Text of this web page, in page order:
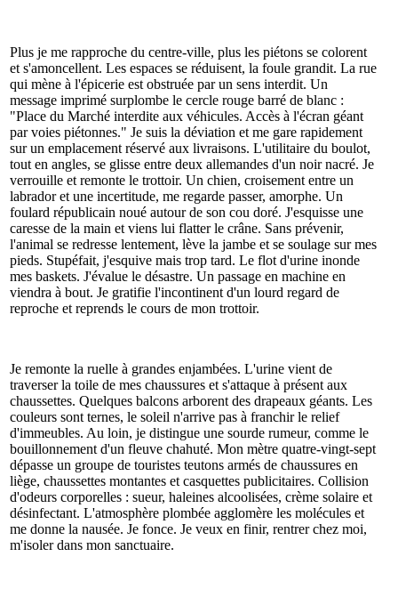
Plus je me rapproche du centre-ville, plus les piétons se colorent
et s'amoncellent. Les espaces se réduisent, la foule grandit. La rue
qui mène à l'épicerie est obstruée par un sens interdit. Un
message imprimé surplombe le cercle rouge barré de blanc :
"Place du Marché interdite aux véhicules. Accès à l'écran géant
par voies piétonnes." Je suis la déviation et me gare rapidement
sur un emplacement réservé aux livraisons. L'utilitaire du boulot,
tout en angles, se glisse entre deux allemandes d'un noir nacré. Je
verrouille et remonte le trottoir. Un chien, croisement entre un
labrador et une incertitude, me regarde passer, amorphe. Un
foulard républicain noué autour de son cou doré. J'esquisse une
caresse de la main et viens lui flatter le crâne. Sans prévenir,
l'animal se redresse lentement, lève la jambe et se soulage sur mes
pieds. Stupéfait, j'esquive mais trop tard. Le flot d'urine inonde
mes baskets. J'évalue le désastre. Un passage en machine en
viendra à bout. Je gratifie l'incontinent d'un lourd regard de
reproche et reprends le cours de mon trottoir.
Je remonte la ruelle à grandes enjambées. L'urine vient de
traverser la toile de mes chaussures et s'attaque à présent aux
chaussettes. Quelques balcons arborent des drapeaux géants. Les
couleurs sont ternes, le soleil n'arrive pas à franchir le relief
d'immeubles. Au loin, je distingue une sourde rumeur, comme le
bouillonnement d'un fleuve chahuté. Mon mètre quatre-vingt-sept
dépasse un groupe de touristes teutons armés de chaussures en
liège, chaussettes montantes et casquettes publicitaires. Collision
d'odeurs corporelles : sueur, haleines alcoolisées, crème solaire et
désinfectant. L'atmosphère plombée agglomère les molécules et
me donne la nausée. Je fonce. Je veux en finir, rentrer chez moi,
m'isoler dans mon sanctuaire.